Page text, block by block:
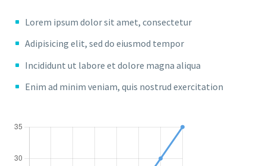
Lorem ipsum dolor sit amet, consectetur
Adipisicing elit, sed do eiusmod tempor
Incididunt ut labore et dolore magna aliqua
Enim ad minim veniam, quis nostrud exercitation